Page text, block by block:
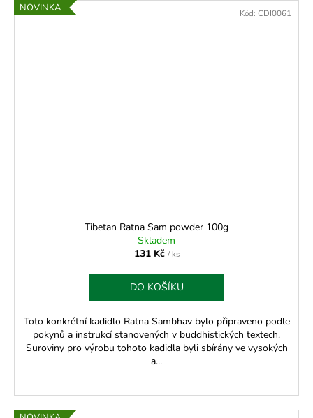
NOVINKA
Tibetan Ratna Sam powder 100g
Skladem
131 Kč / ks
DO KOŠÍKU
Toto konkrétní kadidlo Ratna Sambhav bylo připraveno podle
pokynů a instrukcí stanovených v buddhistických textech.
Suroviny pro výrobu tohoto kadidla byli sbírány ve vysokých
a...
Kód: CDI0061